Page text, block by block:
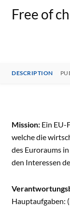
Free of
DESCRIPTION
Mission: Ein EU-
welche die
des Euroraums
den Interessen
Hauptaufgaben: